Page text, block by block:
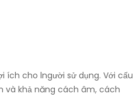
ích cho lngười sử dụng. Với cấu
và khả năng cách âm, cách